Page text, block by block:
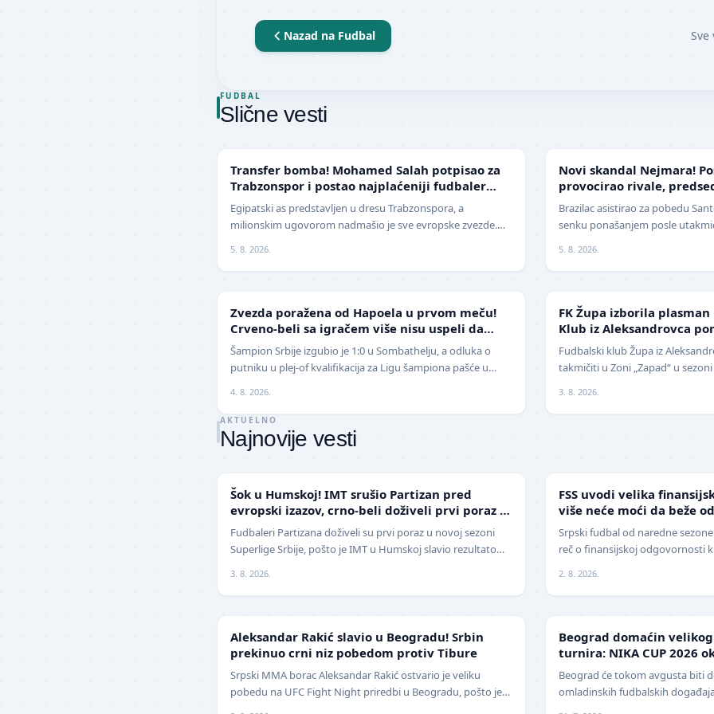
Nazad na Fudbal Sve
FUDBAL
Slične vesti
Transfer bomba! Mohamed Salah potpisao za
Trabzonspor i postao najplaćeniji fudbaler
Evrope
Egipatski as predstavljen u dresu Trabzonspora, a
milionskim ugovorom nadmašio je sve evropske zvezde.
5. 8. 2026.
Novi skandal Nejmara!
provocirao rivale,
žestoko isprozivao:
Brazilac asistirao za pobedu
senku ponašanjem posle
5. 8. 2026.
Zvezda poražena od Hapoela u prvom meču!
Crveno-beli sa igračem više nisu uspeli da
izbegnu poraz
Šampion Srbije izgubio je 1:0 u Sombathelju, a odluka o
putniku u plej-of kvalifikacija za Ligu šampiona pašće u
4. 8. 2026.
FK Župa izborila plasman
Klub iz Aleksandrovca
Fudbalski klub Župa iz
takmičiti u Zoni „Zapad“ u
3. 8. 2026.
AKTUELNO
Najnovije vesti
Šok u Humskoj! IMT srušio Partizan pred
evropski izazov, crno-beli doživeli prvi poraz u
sezoni
Fudbaleri Partizana doživeli su prvi poraz u novoj sezoni
Superlige Srbije, pošto je IMT u Humskoj slavio rezultatom
3. 8. 2026.
FSS uvodi velika
više neće moći da beže
Srpski fudbal od naredne
reč o finansijskoj odgovornosti
2. 8. 2026.
Aleksandar Rakić slavio u Beogradu! Srbin
prekinuo crni niz pobedom protiv Tibure
Srpski MMA borac Aleksandar Rakić ostvario je veliku
pobedu na UFC Fight Night priredbi u Beogradu, pošto je
Beograd domaćin
turnira: NIKA CUP 2026
klubova
Beograd će tokom avgusta biti
omladinskih fudbalskih